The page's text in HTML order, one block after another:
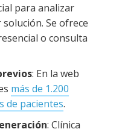
para analizar
Se ofrece
o consulta
: En la web
más de 1.200
de pacientes.
: Clínica